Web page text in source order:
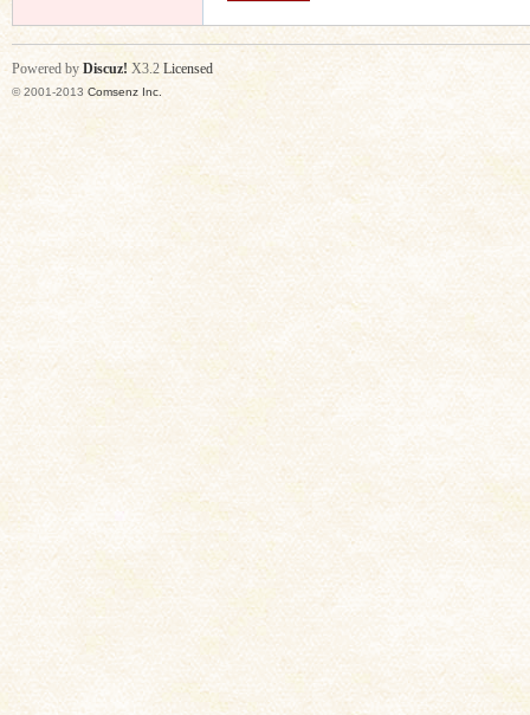
Powered by Discuz! X3.2 Licensed
© 2001-2013 Comsenz Inc.